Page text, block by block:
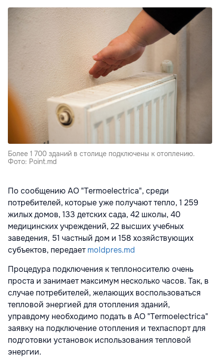
Более 1 700 зданий в столице подключены к отоплению.
Фото: Point.md
По сообщению АО "Termoelectrica", среди
потребителей, которые уже получают тепло, 1 259
жилых домов, 133 детских сада, 42 школы, 40
медицинских учреждений, 22 высших учебных
заведения, 51 частный дом и 158 хозяйствующих
субъектов, передаетmoldpres.md
Процедура подключения к теплоносителю очень
проста и занимает максимум несколько часов. Так, в
случае потребителей, желающих воспользоваться
тепловой энергией для отопления зданий,
управдому необходимо подать в АО "Termoelectrica"
заявку на подключение отопления и техпаспорт для
подготовки установок использования тепловой
энергии.